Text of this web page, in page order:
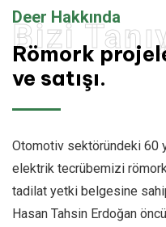
Bizi
Deer Hakkında
Römork
ve satışı.
Otomotiv sektöründeki 60
elektrik tecrübemizi
tadilat yetki belgesine
Hasan Tahsin Erdoğan